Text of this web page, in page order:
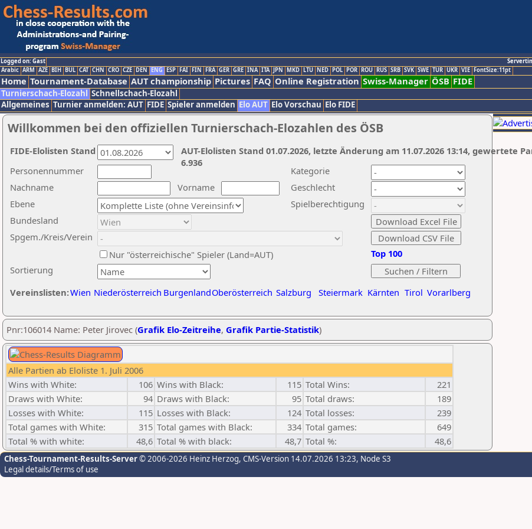
Logged on: Gast
Arabic ARM AZE BIH BUL CAT CHN CRO CZE DEN ENG ESP FAI FIN FRA GER GRE INA ITA JPN MKD LTU NED POL POR ROU RUS SRB SVK SWE TUR UKR VIE FontSize:11pt
Home Tournament-Database AUT championship Pictures FAQ Online Registration Swiss-Manager ÖSB FIDE
Turnierschach-Elozahl Schnellschach-Elozahl
Allgemeines Turnier anmelden: AUT FIDE Spieler anmelden Elo AUT Elo Vorschau Elo FIDE
Willkommen bei den offiziellen Turnierschach-Elozahlen des ÖSB
Nachname
Vorname
Ebene
Kategorie
Sortierung
Personennummer
Bundesland
Spgem./Kreis/Verein
Geschlecht
Nur "österreichische" Spieler (Land=AUT)
Spielberechtigung
Vereinslisten:Wien Niederösterreich BurgenlandOberösterreich Salzburg Steiermark Kärnten Tirol Vorarlberg
Top 100
AUT-Elolisten Stand 01.07.2026, letzte Änderung am 11.07.2026 13:14, gewertete
6.936
FIDE-Elolisten Stand
Pnr:106014 Name: Peter Jirovec (Grafik Elo-Zeitreihe, Grafik Partie-Statistik)
Alle Partien ab Eloliste 1. Juli 2006
Wins with White:
106 Wins with Black: 115 Total Wins:
221
Draws with White:
94 Draws with Black: 95 Total draws:
189
Losses with White:
115 Losses with Black: 124 Total losses:
239
Total games with White:
315 Total games with Black: 334 Total games:
649
Total % with white:
48,6 Total % with black: 48,7 Total %: 48,6
Chess-Tournament-Results-Server© 2006-2026 Heinz Herzog, CMS-Version 14.07.2026 13:23, Node S3
Legal details/Terms of use